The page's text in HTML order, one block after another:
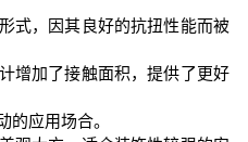
式，因其良好的抗扭性能而被
增加了接触面积，提供了更好
的应用场合。